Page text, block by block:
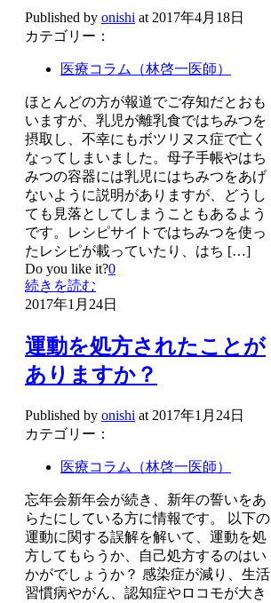
Published by onishi at 2017年4月18日
カテゴリー：
医療コラム（林啓一医師）
ほとんどの方が報道でご存知だとおも
いますが、乳児が離乳食ではちみつを
摂取し、不幸にもボツリヌス症で亡く
なってしまいました。母子手帳やはち
みつの容器には乳児にはちみつをあげ
ないように説明がありますが、どうし
ても見落としてしまうこともあるよう
です。レシピサイトではちみつを使っ
たレシピが載っていたり、はち […]
Do you like it?0
続きを読む
2017年1月24日
運動を処方されたことが
ありますか？
Published by onishi at 2017年1月24日
カテゴリー：
医療コラム（林啓一医師）
忘年会新年会が続き、新年の誓いをあ
らたにしている方に情報です。 以下の
運動に関する誤解を解いて、運動を処
方してもらうか、自己処方するのはい
かがでしょうか？ 感染症が減り、生活
習慣病やがん、認知症やロコモが大き